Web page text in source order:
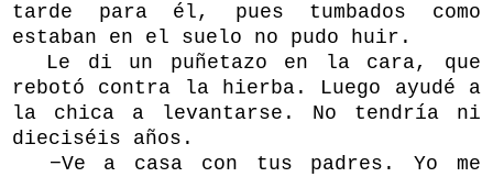
tarde para él, pues tumbados como
estaban en el suelo no pudo huir.
Le di un puñetazo en la cara, que
rebotó contra la hierba. Luego ayudé a
la chica a levantarse. No tendría ni
dieciséis años.
−Ve a casa con tus padres. Yo me